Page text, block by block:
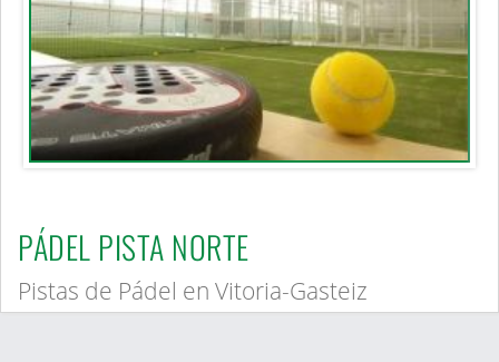
PÁDEL PISTA NORTE
Pistas de Pádel en Vitoria-Gasteiz